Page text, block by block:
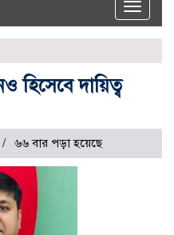
Toggle
দায়িত্ব
৬৬ বার পড়া হয়েছে